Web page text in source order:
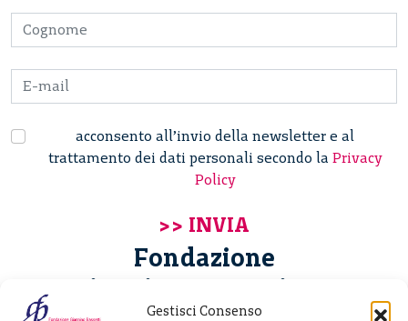
Gestisci Consenso
acconsento all’invio della newsletter e al
trattamento dei dati personali secondo la Privacy
Policy
Fondazione
Giannino Bassetti ETS